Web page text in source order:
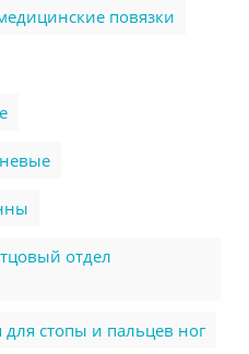
повязки
отдел
стопы и пальцев ног